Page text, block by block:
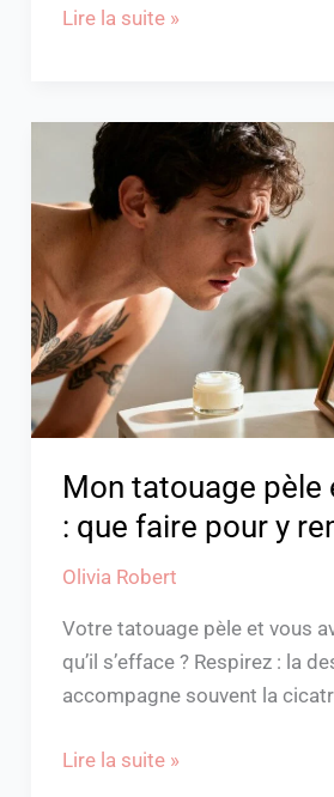
Lire la suite »
Mon tatouage pèle
: que faire pour y
Olivia Robert
Votre tatouage pèle et vous
qu’il s’efface ? Respirez : la
accompagne souvent la
Mon
tatouage
pèle
et
s’efface
:
que
faire
pour
y
remédier
?
Lire la suite »